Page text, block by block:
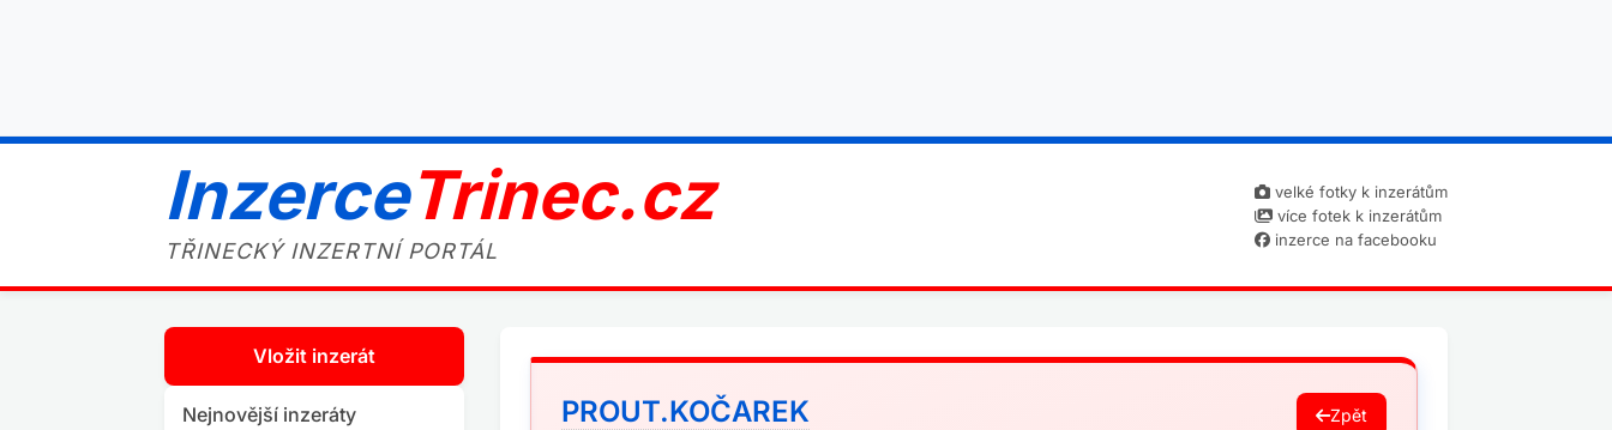
InzerceTrinec.cz
TŘINECKÝ INZERTNÍ PORTÁL
velké fotky k inzerátům
více fotek k inzerátům
inzerce na facebooku
Vložit inzerát
Nejnovější inzeráty
PROUT.KOČAREK
Zpět